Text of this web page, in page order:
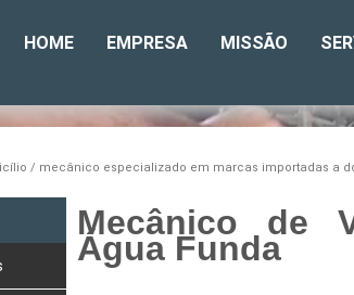
HOME EMPRESA MISSÃO
mecânico especializado em marcas importadas a
Mecânico de
Água Funda